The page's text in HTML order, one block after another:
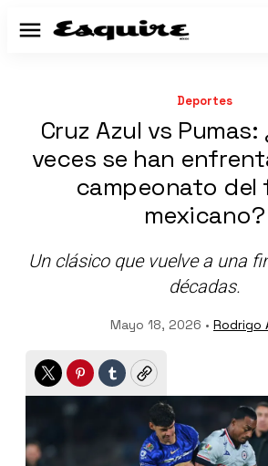
Menú
Deportes
Cruz Azul vs
veces se han
campeonato
mexicano?
Un clásico que vuelve a una
décadas.
Mayo 18, 2026 • Rodrigo
TwitterPinterest
TumblrCopy